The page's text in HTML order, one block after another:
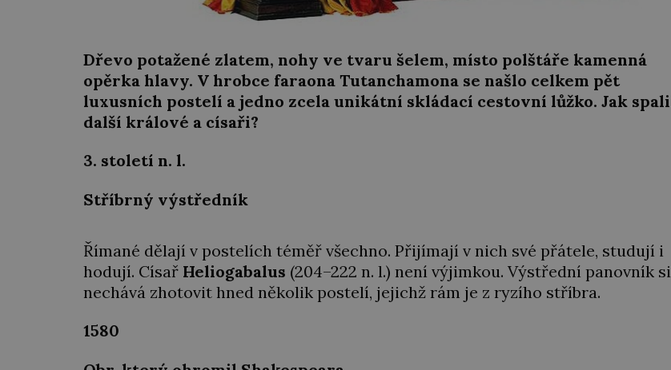
Dřevo potažené zlatem, nohy ve tvaru šelem, místo polštáře kamenná
opěrka hlavy. V hrobce faraona Tutanchamona se našlo celkem pět
luxusních postelí a jedno zcela unikátní skládací cestovní lůžko. Jak spali
další králové a císaři?
3. století n. l.
Stříbrný výstředník
Římané dělají v postelích téměř všechno. Přijímají v nich své přátele, studují i
hodují. Císař Heliogabalus (204–222 n. l.) není výjimkou. Výstřední panovník si
nechává zhotovit hned několik postelí, jejichž rám je z ryzího stříbra.
1580